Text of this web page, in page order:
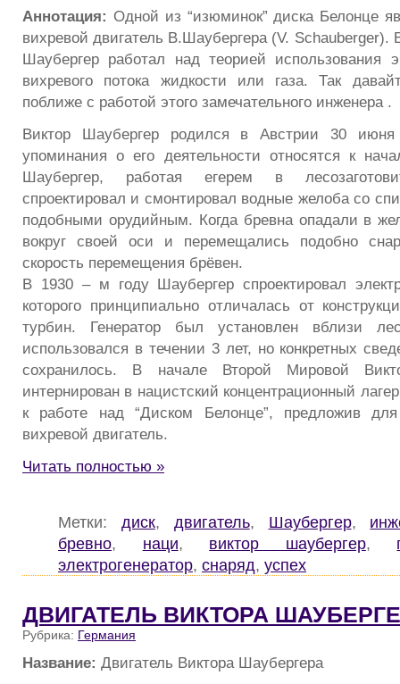
Аннотация: Одной из “изюминок” диска Белонце
вихревой двигатель В.Шаубергера (V. Schauberger).
Шаубергер работал над теорией использования
вихревого потока жидкости или газа. Так
поближе с работой этого замечательного инженера .
Виктор Шаубергер родился в Австрии 30
упоминания о его деятельности относятся к
Шаубергер, работая егерем в
спроектировал и смонтировал водные желоба со
подобными орудийным. Когда бревна опадали в
вокруг своей оси и перемещались подобно
скорость перемещения брёвен.
В 1930 – м году Шаубергер спроектировал
которого принципиально отличалась от
турбин. Генератор был установлен вблизи
использовался в течении 3 лет, но конкретных
сохранилось. В начале Второй Мировой
интернирован в нацистский концентрационный
к работе над “Диском Белонце”, предложив
вихревой двигатель.
Читать полностью »
Метки: диск, двигатель, Шаубергер,
бревно, наци, виктор шаубергер,
электрогенератор, снаряд, успех
ДВИГАТЕЛЬ ВИКТОРА
Рубрика: Германия
Название: Двигатель Виктора Шаубергера